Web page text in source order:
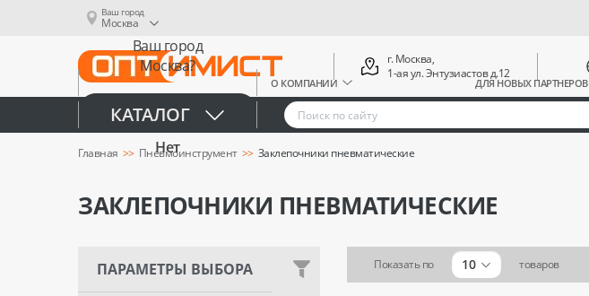
Ваш город
Москва
Ваш город
Москва?
Да
Нет
О КОМПАНИИ ДЛЯ НОВЫХ ПАРТНЕРОВ
г. Москва,
1-ая ул. Энтузиастов д.12
КАТАЛОГ
Главная Пневмоинструмент Заклепочники пневматические
ЗАКЛЕПОЧНИКИ ПНЕВМАТИЧЕСКИЕ
ПАРАМЕТРЫ ВЫБОРА Показать по 10 товаров